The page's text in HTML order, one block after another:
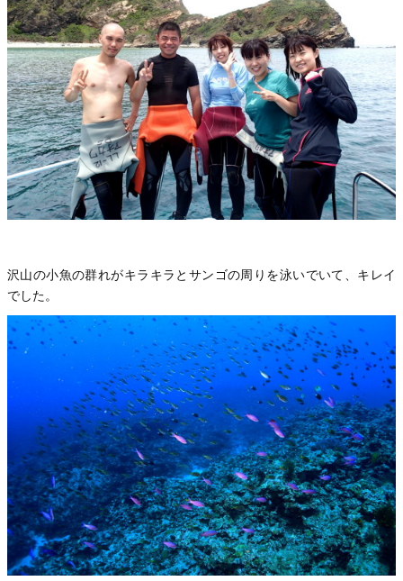
沢山の小魚の群れがキラキラとサンゴの周りを泳いでいて、キレイ
でした。